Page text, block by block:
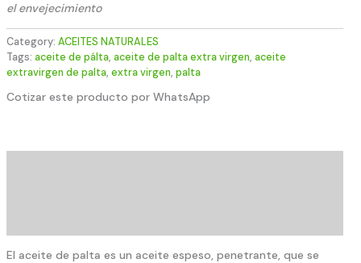
el envejecimiento
Category: ACEITES NATURALES
Tags: aceite de pálta, aceite de palta extra virgen, aceite
extravirgen de palta, extra virgen, palta
Cotizar este producto por WhatsApp
El aceite de palta es un aceite espeso, penetrante, que se